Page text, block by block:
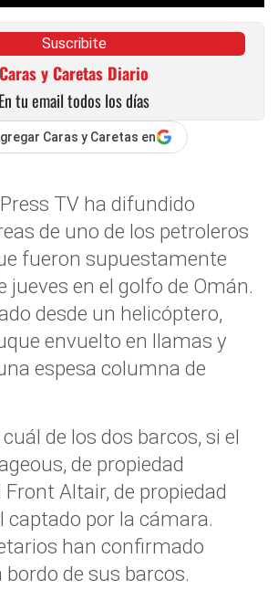
Suscribite
Caras y Caretas Diario
En tu email todos los días
Caras y Caretas en
TV ha difundido
de uno de los petroleros
fueron supuestamente
jueves en el golfo de Omán.
desde un helicóptero,
envuelto en llamas y
espesa columna de
de los dos barcos, si el
de propiedad
Front Altair, de propiedad
captado por la cámara.
han confirmado
bordo de sus barcos.